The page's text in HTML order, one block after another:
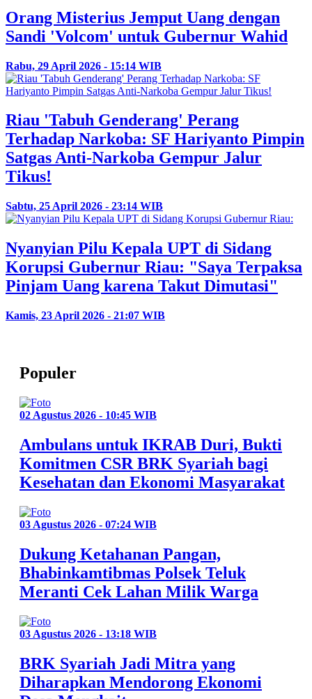
Orang Misterius Jemput Uang dengan
Sandi 'Volcom' untuk Gubernur Wahid
Rabu, 29 April 2026 - 15:14 WIB
Riau 'Tabuh Genderang' Perang
Terhadap Narkoba: SF Hariyanto Pimpin
Satgas Anti-Narkoba Gempur Jalur
Tikus!
Sabtu, 25 April 2026 - 23:14 WIB
Nyanyian Pilu Kepala UPT di Sidang
Korupsi Gubernur Riau: "Saya Terpaksa
Pinjam Uang karena Takut Dimutasi"
Kamis, 23 April 2026 - 21:07 WIB
Populer
02 Agustus 2026 - 10:45 WIB
Ambulans untuk IKRAB Duri, Bukti
Komitmen CSR BRK Syariah bagi
Kesehatan dan Ekonomi Masyarakat
03 Agustus 2026 - 07:24 WIB
Dukung Ketahanan Pangan,
Bhabinkamtibmas Polsek Teluk
Meranti Cek Lahan Milik Warga
03 Agustus 2026 - 13:18 WIB
BRK Syariah Jadi Mitra yang
Diharapkan Mendorong Ekonomi